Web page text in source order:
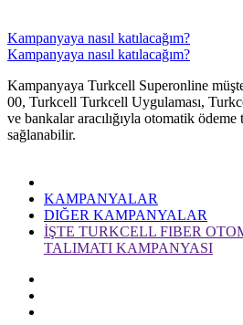
Kampanyaya nasıl katılacağım?
Kampanyaya nasıl katılacağım?
​Kampanyaya Turkcell Superonline
00, Turkcell Turkcell Uygulaması,
ve bankalar aracılığıyla otomatik ödeme
sağlanabilir.​
KAMPANYALAR
DIĞER KAMPANYALAR
İŞTE TURKCELL FIBER
TALIMATI KAMPANYASI